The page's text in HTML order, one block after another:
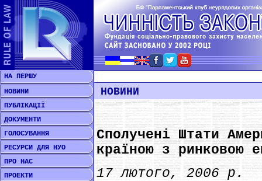
НА ПЕРШУ
НОВИНИ
ПУБЛІКАЦІЇ
ДОКУМЕНТИ
ГОЛОСУВАННЯ
РЕСУРСИ ДЛЯ НУО
ПРО НАС
ПРОЕКТИ
НОВИНИ
Сполучені Штати
країною з ринковою
17 лютого, 2006 р.